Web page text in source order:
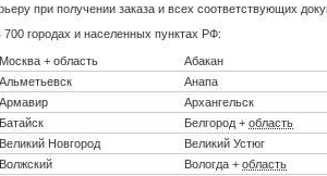
при получении заказа и всех соответствующих
городах и населенных пунктах РФ:
Москва + область Абакан
Альметьевск Анапа
Армавир Архангельск
Батайск Белгород + область
Великий Новгород Великий Устюг
Волжский Вологда + область